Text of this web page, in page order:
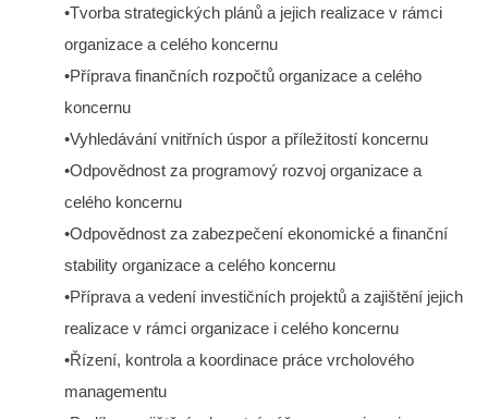
•Tvorba strategických plánů a jejich realizace v rámci
organizace a celého koncernu
•Příprava finančních rozpočtů organizace a celého
koncernu
•Vyhledávání vnitřních úspor a příležitostí koncernu
•Odpovědnost za programový rozvoj organizace a
celého koncernu
•Odpovědnost za zabezpečení ekonomické a finanční
stability organizace a celého koncernu
•Příprava a vedení investičních projektů a zajištění jejich
realizace v rámci organizace i celého koncernu
•Řízení, kontrola a koordinace práce vrcholového
managementu